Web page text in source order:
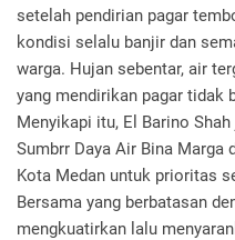
setelah pendirian pagar
kondisi selalu banjir dan
warga. Hujan sebentar, air
yang mendirikan pagar tidak
Menyikapi itu, El Barino
Sumbrr Daya Air Bina Marga
Kota Medan untuk prioritas
Bersama yang berbatasan
mengkuatirkan lalu